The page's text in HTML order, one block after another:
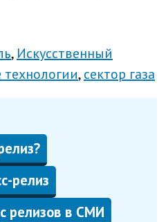
Искусственный
сектор газа
релиз
релизов в СМИ